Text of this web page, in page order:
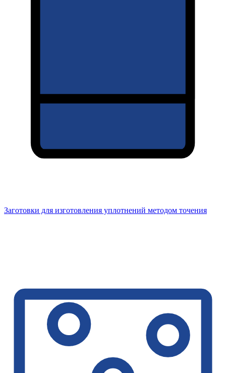
Заготовки для изготовления уплотнений методом точения